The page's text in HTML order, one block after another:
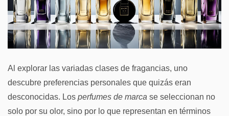
Al explorar las variadas clases de fragancias, uno
descubre preferencias personales que quizás eran
desconocidas. Los perfumes de marca se seleccionan no
solo por su olor, sino por lo que representan en términos